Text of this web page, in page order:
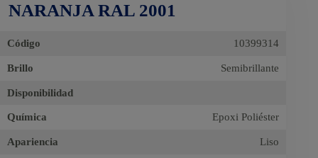
NARANJA RAL 2001
Código 10399314
Brillo Semibrillante
Disponibilidad
Química Epoxi Poliéster
Apariencia Liso